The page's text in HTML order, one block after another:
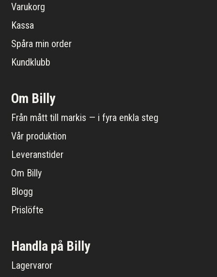
Varukorg
Kassa
Spåra min order
Kundklubb
Om Billy
Från mått till markis — i fyra enkla steg
Vår produktion
Leveranstider
Om Billy
Blogg
Prislöfte
Handla på Billy
Lagervaror